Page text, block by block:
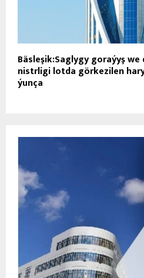
Bäsleşik:Sag­ly­gy go­ra­ýyş
nistr­li­gi lot­da gör­ke­zi­len
ýun­ça